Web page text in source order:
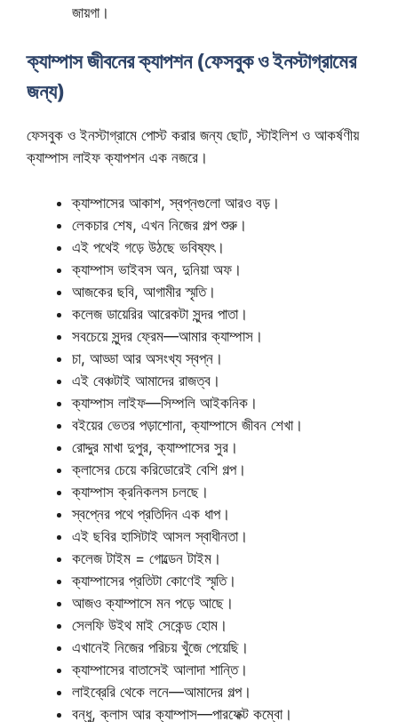
জায়গা।
ক্যাম্পাস জীবনের ক্যাপশন (ফেসবুক ও ইনস্টাগ্রামের
জন্য)
ফেসবুক ও ইনস্টাগ্রামে পোস্ট করার জন্য ছোট, স্টাইলিশ ও আকর্ষণীয়
ক্যাম্পাস লাইফ ক্যাপশন এক নজরে।
ক্যাম্পাসের আকাশ, স্বপ্নগুলো আরও বড়।
লেকচার শেষ, এখন নিজের গল্প শুরু।
এই পথেই গড়ে উঠছে ভবিষ্যৎ।
ক্যাম্পাস ভাইবস অন, দুনিয়া অফ।
আজকের ছবি, আগামীর স্মৃতি।
কলেজ ডায়েরির আরেকটা সুন্দর পাতা।
সবচেয়ে সুন্দর ফ্রেম—আমার ক্যাম্পাস।
চা, আড্ডা আর অসংখ্য স্বপ্ন।
এই বেঞ্চটাই আমাদের রাজত্ব।
ক্যাম্পাস লাইফ—সিম্পলি আইকনিক।
বইয়ের ভেতর পড়াশোনা, ক্যাম্পাসে জীবন শেখা।
রোদ্দুর মাখা দুপুর, ক্যাম্পাসের সুর।
ক্লাসের চেয়ে করিডোরেই বেশি গল্প।
ক্যাম্পাস ক্রনিকলস চলছে।
স্বপ্নের পথে প্রতিদিন এক ধাপ।
এই ছবির হাসিটাই আসল স্বাধীনতা।
কলেজ টাইম = গোল্ডেন টাইম।
ক্যাম্পাসের প্রতিটা কোণেই স্মৃতি।
আজও ক্যাম্পাসে মন পড়ে আছে।
সেলফি উইথ মাই সেকেন্ড হোম।
এখানেই নিজের পরিচয় খুঁজে পেয়েছি।
ক্যাম্পাসের বাতাসেই আলাদা শান্তি।
লাইব্রেরি থেকে লনে—আমাদের গল্প।
বন্ধু, ক্লাস আর ক্যাম্পাস—পারফেক্ট কম্বো।